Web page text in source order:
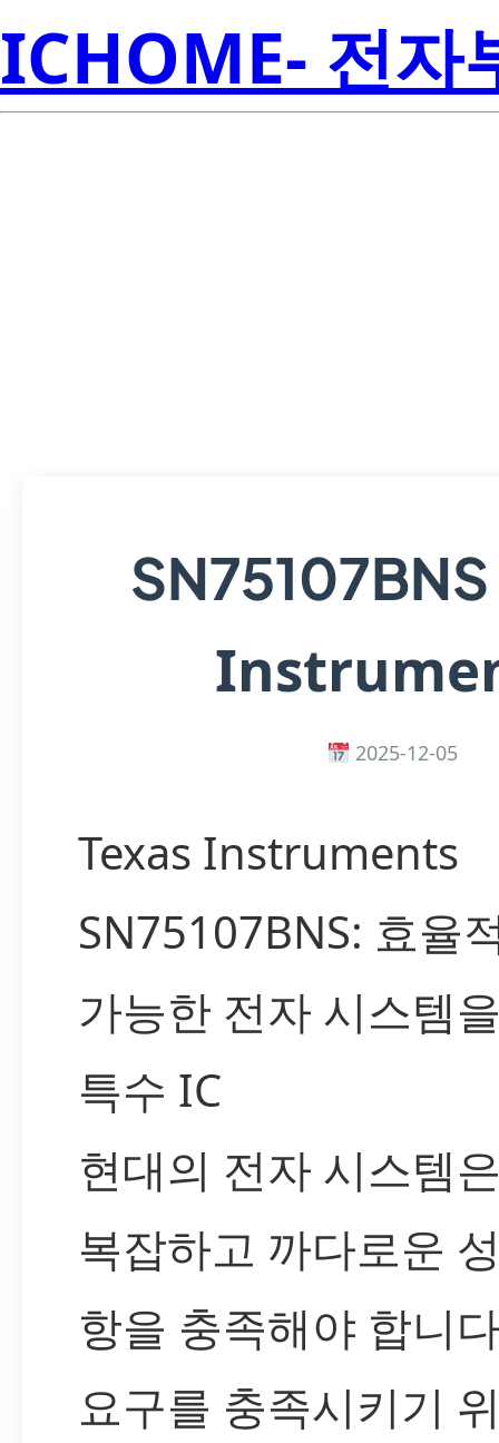
ICHOME- 전자
SN75107BNS
2025-12-05
Texas Instruments
SN75107BNS: 효율
가능한 전자 시스템
특수 IC
현대의 전자 시스템
복잡하고 까다로운
항을 충족해야 합니
요구를 충족시키기